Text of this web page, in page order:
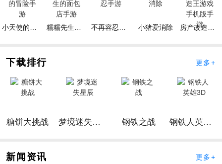
通过连续的攻击和连击技巧，以更加华丽的方式战胜敌
人。
锁更多的奖励和隐藏关卡。
手游优势
1、丰富的手游内容：拥有丰富多样的关卡和任务，玩家
2、精心设计的画面和音效：开发团队在手游的图形和音
3、充满挑战性的手游体验：不仅有多样化的战斗与解
小天使的冒险手游 糯糯先生的面包店手游 不再容忍手游 小猪爱消除 房产改造王游戏手机版手游
下载排行 更多+
糖饼大挑战 梦境迷失星辰 钢铁之战 钢铁人英雄3D
新闻资讯 更多+